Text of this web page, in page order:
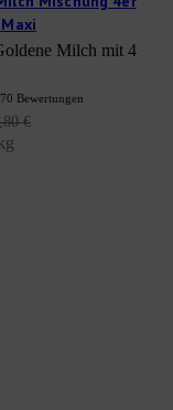
Milch mit 4
Bewertungen
Preis
€